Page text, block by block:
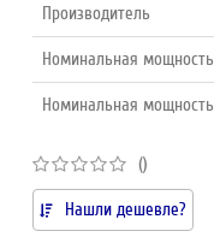
Производитель
Номинальная
Номинальная
()
Нашли дешевле?